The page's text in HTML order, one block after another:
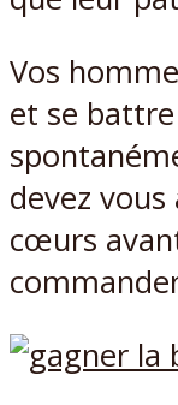
Vos
et se
devez vous
cœurs